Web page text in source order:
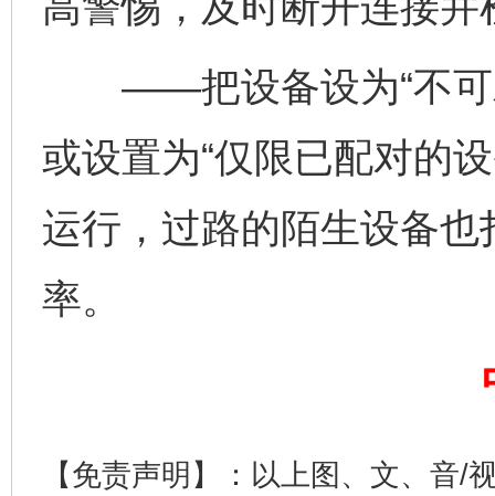
——把设备设为“不可发
或设置为“仅限已配对的
运行，过路的陌生设备
率。
【免责声明】：以上图、文、音/
揭开“小金库”的免责幌子